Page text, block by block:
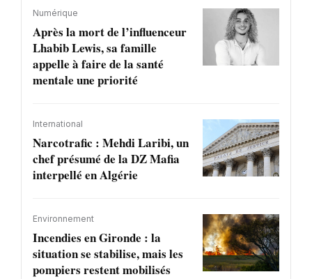
Numérique
Après la mort de l’influenceur
Lhabib Lewis, sa famille
appelle à faire de la santé
mentale une priorité
International
Narcotrafic : Mehdi Laribi, un
chef présumé de la DZ Mafia
interpellé en Algérie
Environnement
Incendies en Gironde : la
situation se stabilise, mais les
pompiers restent mobilisés